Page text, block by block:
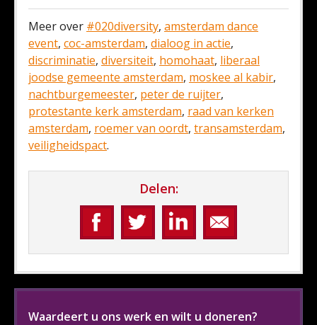
Meer over #020diversity, amsterdam dance
event, coc-amsterdam, dialoog in actie,
discriminatie, diversiteit, homohaat, liberaal
joodse gemeente amsterdam, moskee al kabir,
nachtburgemeester, peter de ruijter,
protestante kerk amsterdam, raad van kerken
amsterdam, roemer van oordt, transamsterdam,
veiligheidspact.
Delen:
Waardeert u ons werk en wilt u doneren?